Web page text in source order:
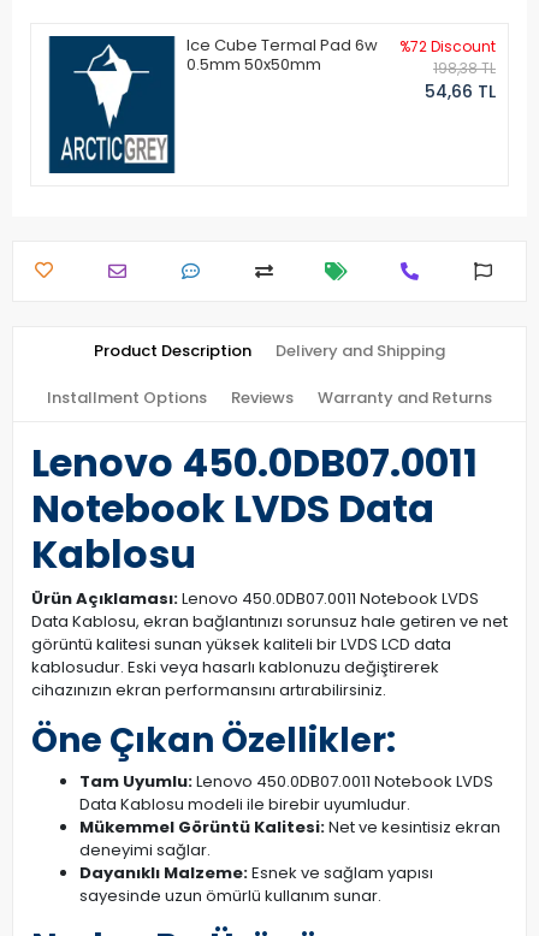
Ice Cube Termal Pad 6w
0.5mm 50x50mm
%72 Discount
198,38 TL
54,66 TL
Product Description Delivery and Shipping
Installment Options Reviews Warranty and Returns
Lenovo 450.0DB07.0011
Notebook LVDS Data
Kablosu
Ürün Açıklaması:Lenovo 450.0DB07.0011 Notebook LVDS
Data Kablosu, ekran bağlantınızı sorunsuz hale getiren ve net
görüntü kalitesi sunan yüksek kaliteli bir LVDS LCD data
kablosudur. Eski veya hasarlı kablonuzu değiştirerek
cihazınızın ekran performansını artırabilirsiniz.
Öne Çıkan Özellikler:
Tam Uyumlu:Lenovo 450.0DB07.0011 Notebook LVDS
Data Kablosu modeli ile birebir uyumludur.
Mükemmel Görüntü Kalitesi:Net ve kesintisiz ekran
deneyimi sağlar.
Dayanıklı Malzeme:Esnek ve sağlam yapısı
sayesinde uzun ömürlü kullanım sunar.